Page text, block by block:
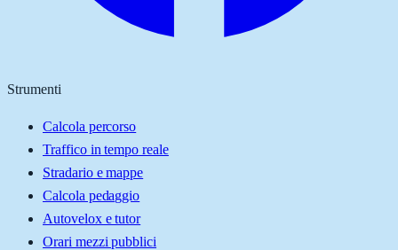
Strumenti
Calcola percorso
Traffico in tempo reale
Stradario e mappe
Calcola pedaggio
Autovelox e tutor
Orari mezzi pubblici